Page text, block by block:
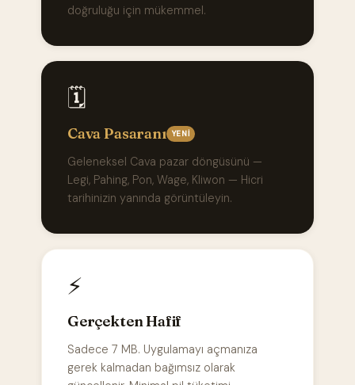
doğruluğu için mükemmel.
🗓️
Cava Pasaranı YENI
Geleneksel Cava pazar döngüsünü —
Legi, Pahing, Pon, Wage, Kliwon — Hicri
tarihinizin yanında görüntüleyin.
⚡
Gerçekten Hafif
Sadece 7 MB. Uygulamayı açmanıza
gerek kalmadan bağımsız olarak